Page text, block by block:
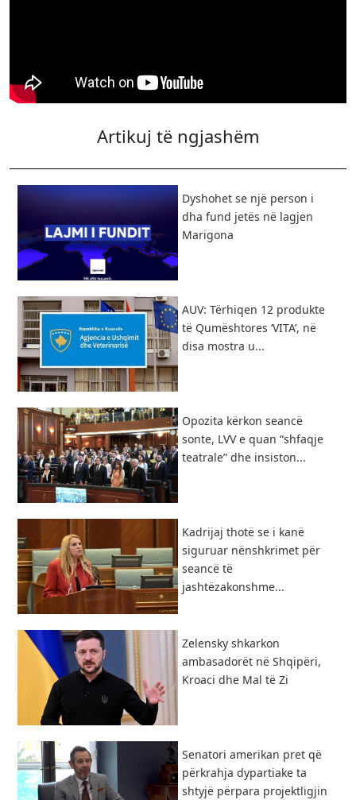
Artikuj të ngjashëm
Dyshohet se një person i
dha fund jetës në lagjen
Marigona
AUV: Tërhiqen 12 produkte
të Qumështores ‘VITA’, në
disa mostra u...
Opozita kërkon seancë
sonte, LVV e quan “shfaqje
teatrale” dhe insiston...
Kadrijaj thotë se i kanë
siguruar nënshkrimet për
seancë të
jashtëzakonshme...
Zelensky shkarkon
ambasadorët në Shqipëri,
Kroaci dhe Mal të Zi
Senatori amerikan pret që
përkrahja dypartiake ta
shtyjë përpara projektligjin